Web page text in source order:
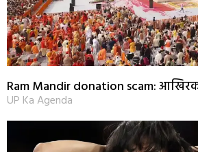
Ram Mandir donation scam:
UP Ka Agenda